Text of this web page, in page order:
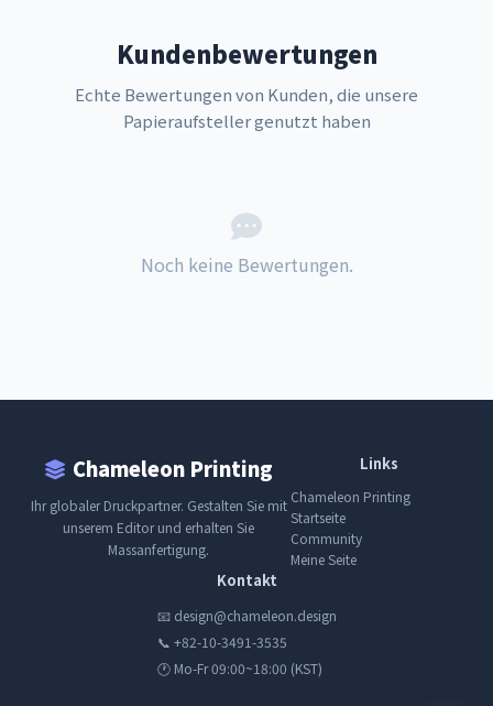
Kundenbewertungen
Echte Bewertungen von Kunden, die unsere
Papieraufsteller genutzt haben
Noch keine Bewertungen.
Chameleon Printing
Ihr globaler Druckpartner. Gestalten Sie mit
unserem Editor und erhalten Sie
Massanfertigung.
Links
Chameleon Printing
Startseite
Community
Meine Seite
Kontakt
📧 design@chameleon.design
📞 +82-10-3491-3535
🕐 Mo-Fr 09:00~18:00 (KST)